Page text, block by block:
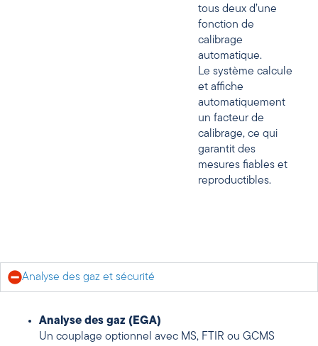
tous deux d’une
fonction de
calibrage
automatique.
Le système calcule
et affiche
automatiquement
un facteur de
calibrage, ce qui
garantit des
mesures fiables et
reproductibles.
Analyse des gaz et sécurité
Analyse des gaz (EGA)
Un couplage optionnel avec MS, FTIR ou GCMS